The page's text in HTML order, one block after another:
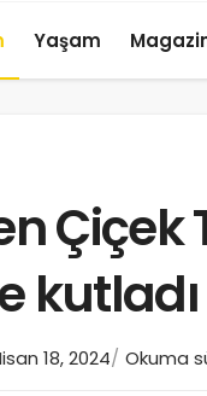
Yaşam
Çiçek
kutladı
18, 2024 Okuma